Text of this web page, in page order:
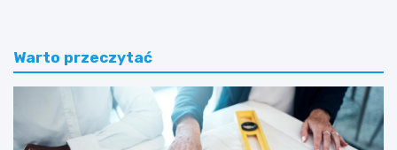
Warto przeczytać